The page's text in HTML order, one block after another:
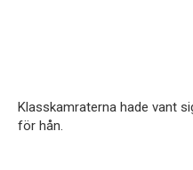
Klasskamraterna hade vant
för hån.